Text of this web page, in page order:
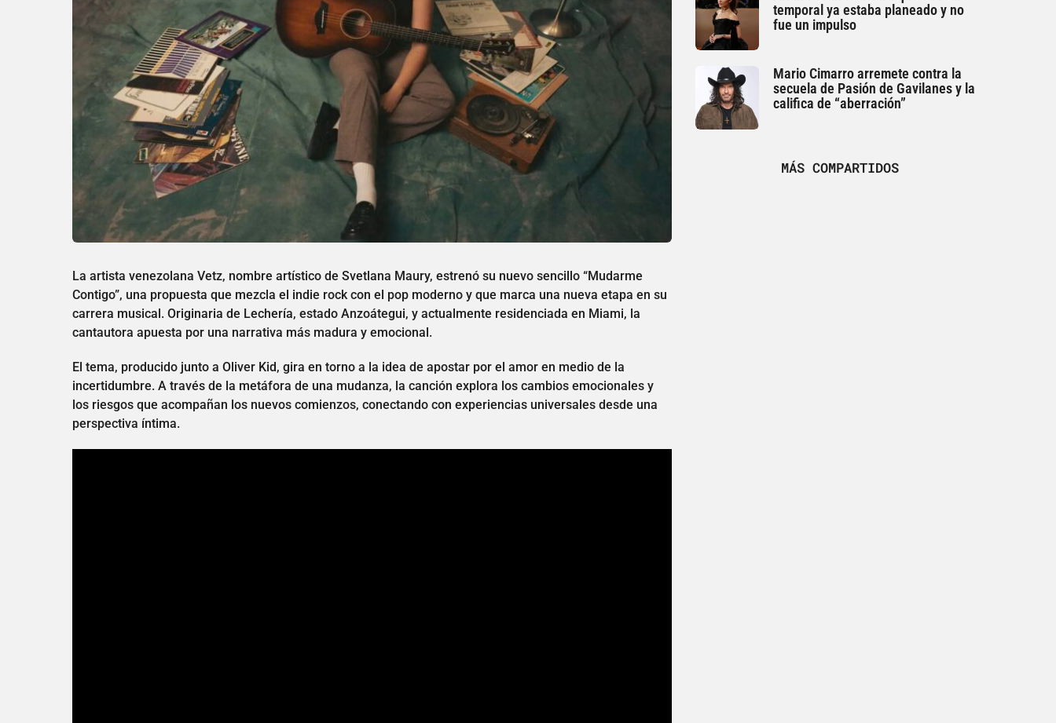
La artista venezolana Vetz, nombre artístico de Svetlana Maury, estrenó su nuevo sencillo “Mudarme
Contigo”, una propuesta que mezcla el indie rock con el pop moderno y que marca una nueva etapa en su
carrera musical. Originaria de Lechería, estado Anzoátegui, y actualmente residenciada en Miami, la
cantautora apuesta por una narrativa más madura y emocional.
El tema, producido junto a Oliver Kid, gira en torno a la idea de apostar por el amor en medio de la
incertidumbre. A través de la metáfora de una mudanza, la canción explora los cambios emocionales y
los riesgos que acompañan los nuevos comienzos, conectando con experiencias universales desde una
perspectiva íntima.
temporal ya estaba planeado y no
fue un impulso
Mario Cimarro arremete contra la
secuela de Pasión de Gavilanes y la
califica de “aberración”
MÁS COMPARTIDOS